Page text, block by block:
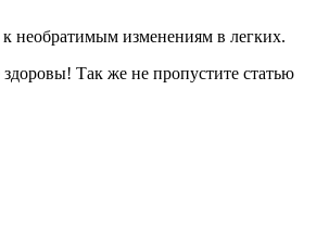
к необратимым изменениям в легких.
Так же не пропустите статью